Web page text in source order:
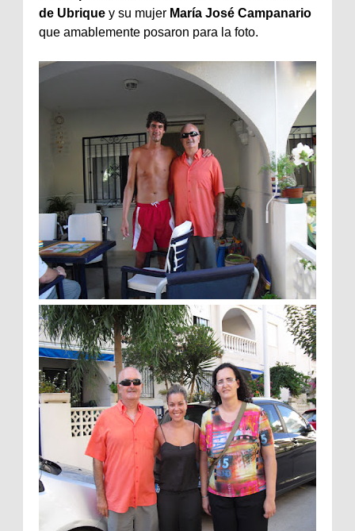
de Ubrique y su mujer María José Campanario
que amablemente posaron para la foto.